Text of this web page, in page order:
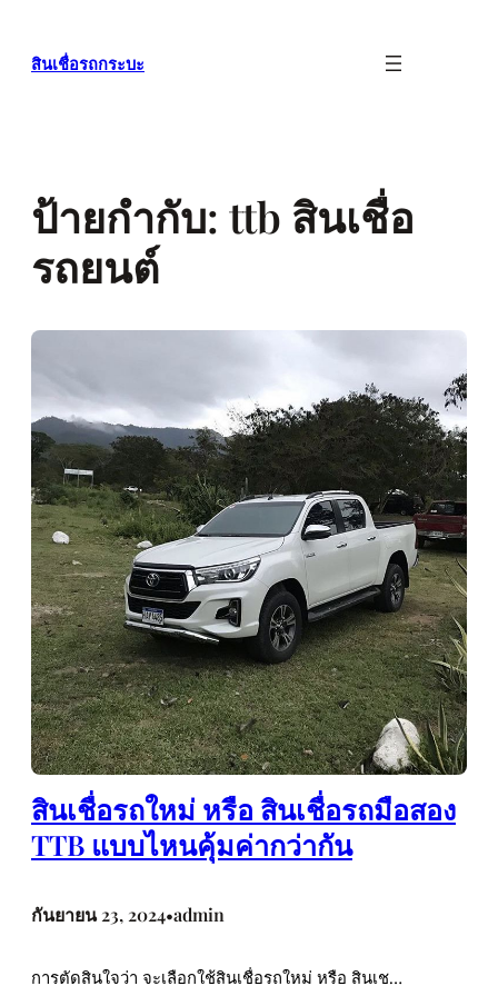
สินเชื่อรถกระบะ
ป้ายกำกับ: ttb สินเชื่อ
รถยนต์
สินเชื่อรถใหม่ หรือ สินเชื่อรถมือสอง
TTB แบบไหนคุ้มค่ากว่ากัน
กันยายน 23, 2024•admin
การตัดสินใจว่า จะเลือกใช้สินเชื่อรถใหม่ หรือ สินเช…